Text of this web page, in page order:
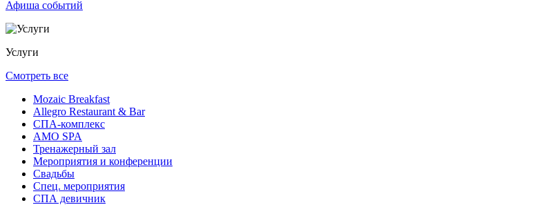
Афиша событий
Услуги
Смотреть все
Mozaic Breakfast
Allegro Restaurant & Bar
СПА-комплекс
AMO SPA
Тренажерный зал
Мероприятия и конференции
Свадьбы
Спец. мероприятия
СПА девичник